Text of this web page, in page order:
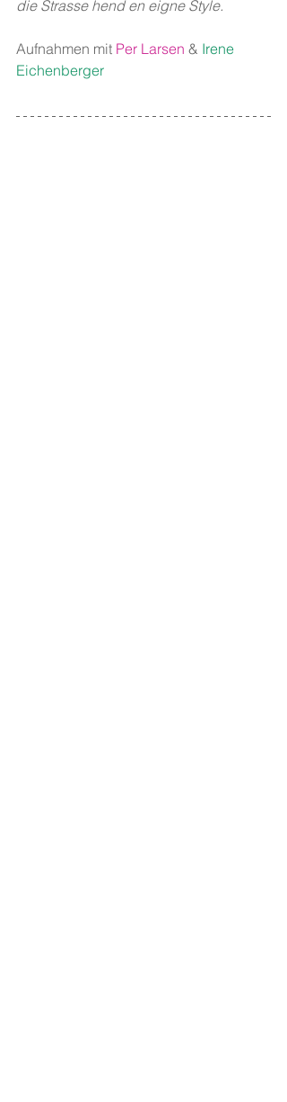
die Strasse hend en eigne Style.
Aufnahmen mit Per Larsen & Irene
Eichenberger